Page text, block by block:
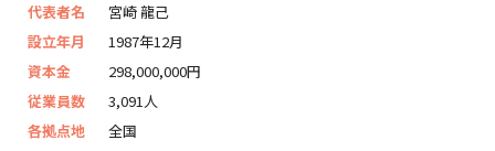
代表者名
宮崎 龍己
設立年月
1987年12月
資本金
298,000,000円
従業員数
3,091人
各拠点地
全国